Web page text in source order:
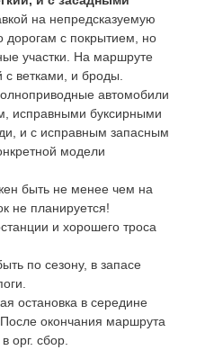
на непредсказуемую
дорогам с покрытием, но
участки. На маршруте
с ветками, и броды.
автомобили
исправными буксирными
и с исправным запасным
модели
быть не менее чем на
не планируется!
и хорошего троса
по сезону, в запасе
остановка в середине
окончания маршрута
орг. сбор.